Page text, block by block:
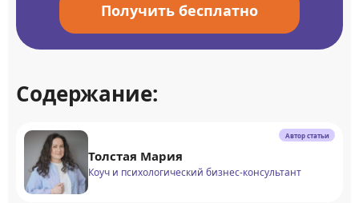
Получить бесплатно
Содержание:
Автор статьи
Толстая Мария
Коуч и психологический бизнес-консультант